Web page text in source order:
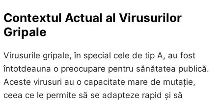
Contextul Actual al Virusurilor
Gripale
Virusurile gripale, în special cele de tip A, au fost
întotdeauna o preocupare pentru sănătatea publică.
Aceste virusuri au o capacitate mare de mutație,
ceea ce le permite să se adapteze rapid și să